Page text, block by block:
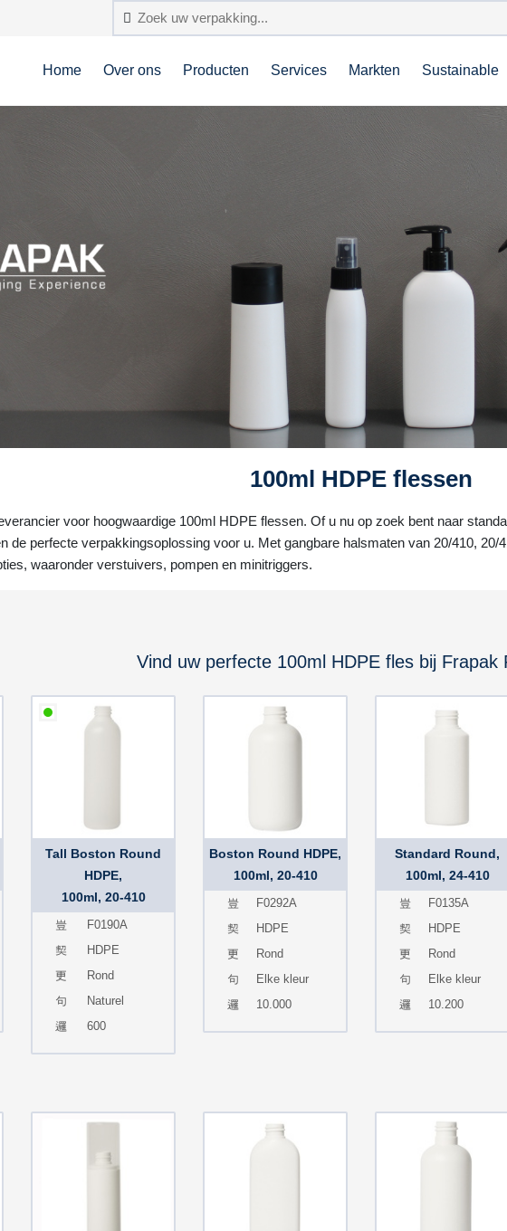
Home Over ons Producten Services Markten Sustainable
100ml HDPE flessen
voor hoogwaardige 100ml HDPE flessen. Of u nu op zoek bent naar
de perfecte verpakkingsoplossing voor u. Met gangbare halsmaten van 20/410,
waaronder verstuivers, pompen en minitriggers.
Vind uw perfecte 100ml HDPE fles bij Frapak
Tall Boston Round
HDPE,
100ml, 20-410
F0190A
HDPE
Rond
Naturel
600
Boston Round HDPE,
100ml, 20-410
F0292A
HDPE
Rond
Elke kleur
10.000
Standard Round,
100ml, 24-410
F0135A
HDPE
Rond
Elke kleur
10.200